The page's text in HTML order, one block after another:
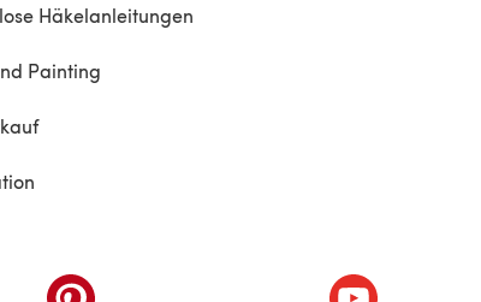
Häkelanleitungen
Painting
Tab)(öffnet sich in einem neuen Tab)(öffnet sich in